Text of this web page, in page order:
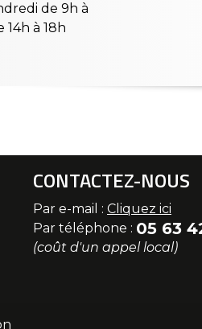
de 9h à
14h à 18h
CONTACTEZ-NOUS
Par e-mail : Cliquez ici
Par téléphone : 05 63
(coût d'un appel local)